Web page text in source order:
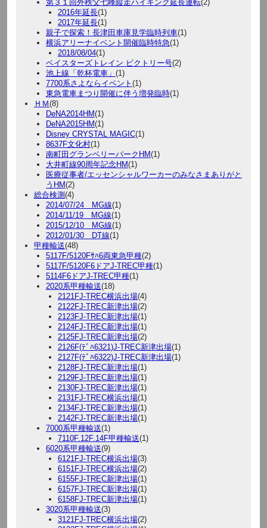
第３１回外秩父七峰縦走ハイキング延長運転(2)
2016年延長(1)
2017年延長(1)
親子で探索！長津田車庫見学臨時列車(1)
横浜アリーナイベント開催臨時特急(1)
2018/08/04(1)
ベイスターズトレイン ビクトリー号(2)
池上線「乾杯電車」 (1)
7700系さよならイベント (1)
東急電車まつり開催に伴う増発臨時(1)
ＨＭ(8)
DeNA2014HM(1)
DeNA2015HM(1)
Disney CRYSTAL MAGIC(1)
8637F文化村(1)
南町田グランベリーパークHM(1)
大井町線90周年記念HM(1)
医療従事者/エッセンシャルワーカーのみなさまありがと
うHM(2)
総合検測 (4)
2014/07/24 MG線(1)
2014/11/19 MG線(1)
2015/12/10 MG線(1)
2012/01/30 DT線(1)
甲種輸送(48)
5117F/5120Fｻﾊ6両東急甲種(2)
5117F/5120F6ドアJ-TREC甲種(1)
5114F6ドアJ-TREC甲種(1)
2020系甲種輸送(18)
2121FJ-TREC横浜出場(4)
2122FJ-TREC新津出場(2)
2123FJ-TREC新津出場(1)
2124FJ-TREC新津出場(1)
2125FJ-TREC新津出場(2)
2126F(ﾃﾞﾊ6321)J-TREC新津出場(1)
2127F(ﾃﾞﾊ6322)J-TREC新津出場(1)
2128FJ-TREC新津出場(1)
2129FJ-TREC新津出場(1)
2130FJ-TREC新津出場(1)
2131FJ-TREC横浜出場(1)
2134FJ-TREC新津出場(1)
2142FJ-TREC新津出場(1)
7000系甲種輸送(1)
7110F.12F.14F甲種輸送(1)
6020系甲種輸送(9)
6121FJ-TREC横浜出場(3)
6151FJ-TREC横浜出場(2)
6155FJ-TREC新津出場(1)
6157FJ-TREC新津出場(1)
6158FJ-TREC新津出場(1)
3020系甲種輸送(3)
3121FJ-TREC横浜出場(2)